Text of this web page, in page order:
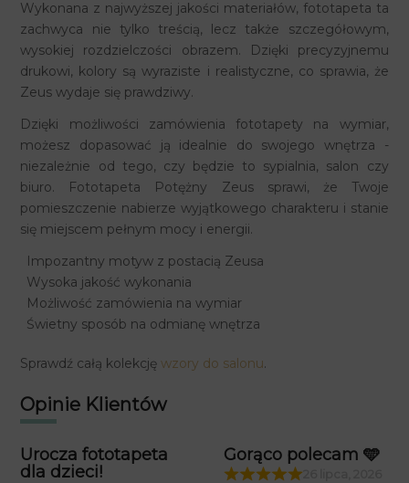
Wykonana z najwyższej jakości materiałów, fototapeta ta
zachwyca nie tylko treścią, lecz także szczegółowym,
wysokiej rozdzielczości obrazem. Dzięki precyzyjnemu
drukowi, kolory są wyraziste i realistyczne, co sprawia, że
Zeus wydaje się prawdziwy.
Dzięki możliwości zamówienia fototapety na wymiar,
możesz dopasować ją idealnie do swojego wnętrza -
niezależnie od tego, czy będzie to sypialnia, salon czy
biuro. Fototapeta Potężny Zeus sprawi, że Twoje
pomieszczenie nabierze wyjątkowego charakteru i stanie
się miejscem pełnym mocy i energii.
Impozantny motyw z postacią Zeusa
Wysoka jakość wykonania
Możliwość zamówienia na wymiar
Świetny sposób na odmianę wnętrza
Sprawdź całą kolekcjęwzory do salonu.
Opinie Klientów
Urocza fototapeta
dla dzieci!
Gorąco polecam 🩵